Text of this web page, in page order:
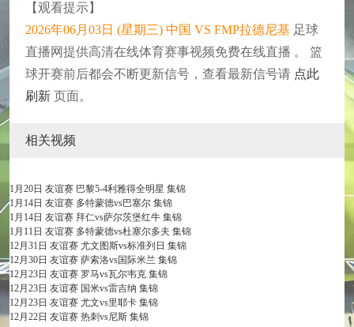
【观看提示】
2026年06月03日 (星期三) 中国 VS FMP拉德尼基 足球
直播网提供高清在线体育赛事视频免费在线直播 。 篮
球开赛前后都会不断更新信号，查看最新信号请 点此
刷新 页面。
相关视频
1月20日 友谊赛 巴黎5-4利雅得全明星 集锦
1月14日 友谊赛 多特蒙德vs巴塞尔 集锦
1月14日 友谊赛 拜仁vs萨尔茨堡红牛 集锦
1月11日 友谊赛 多特蒙德vs杜塞尔多夫 集锦
12月31日 友谊赛 尤文图斯vs标准列日 集锦
12月30日 友谊赛 萨索洛vs国际米兰 集锦
12月23日 友谊赛 罗马vs瓦尔韦克 集锦
12月23日 友谊赛 国米vs雷吉纳 集锦
12月23日 友谊赛 尤文vs里耶卡 集锦
12月22日 友谊赛 热刺vs尼斯 集锦